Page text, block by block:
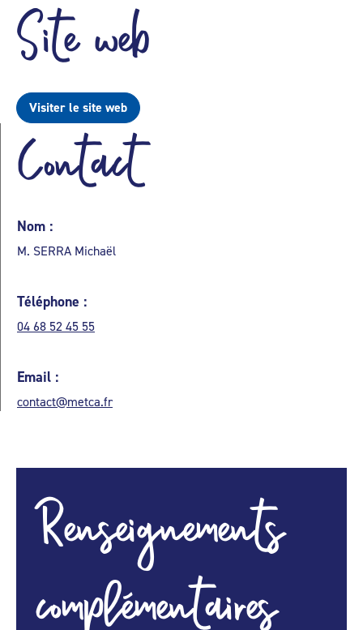
Site web
Visiter le site web
Contact
Nom :
M. SERRA Michaël
Téléphone :
04 68 52 45 55
Email :
contact@metca.fr
Renseignements
complémentaires